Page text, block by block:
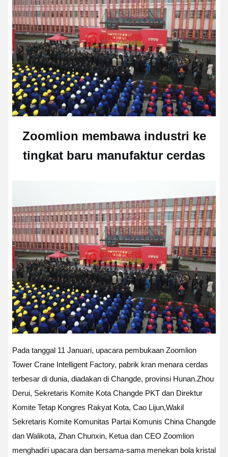
Zoomlion membawa industri ke
tingkat baru manufaktur cerdas
Pada tanggal 11 Januari, upacara pembukaan Zoomlion
Tower Crane Intelligent Factory, pabrik kran menara cerdas
terbesar di dunia, diadakan di Changde, provinsi Hunan.Zhou
Derui, Sekretaris Komite Kota Changde PKT dan Direktur
Komite Tetap Kongres Rakyat Kota, Cao Lijun,Wakil
Sekretaris Komite Komunitas Partai Komunis China Changde
dan Walikota, Zhan Chunxin, Ketua dan CEO Zoomlion
menghadiri upacara dan bersama-sama menekan bola kristal